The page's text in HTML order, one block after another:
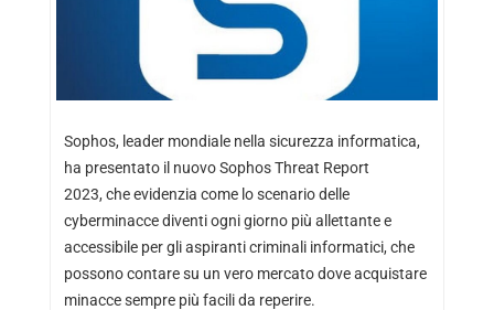
Sophos, leader mondiale nella sicurezza informatica,
ha presentato il nuovo Sophos Threat Report
2023, che evidenzia come lo scenario delle
cyberminacce diventi ogni giorno più allettante e
accessibile per gli aspiranti criminali informatici, che
possono contare su un vero mercato dove acquistare
minacce sempre più facili da reperire.